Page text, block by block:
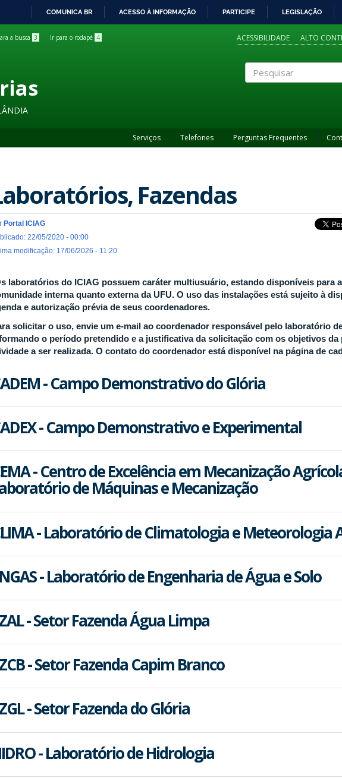
COMUNICA BR ACESSO À INFORMAÇÃO PARTICIPE LEGISLAÇÃO
a busca 3 Ir para o rodapé 4 ACESSIBILIDADE ALTO
Serviços Telefones Perguntas Frequentes
Fazendas
Portal ICIAG
22/05/2020 - 00:00
modificação: 17/06/2026 - 11:20
laboratórios do ICIAG possuem caráter multiusuário, estando disponíveis para
interna quanto externa da UFU. O uso das instalações está sujeito à
e autorização prévia de seus coordenadores.
solicitar o uso, envie um e-mail ao coordenador responsável pelo laboratório
o período pretendido e a justificativa da solicitação com os objetivos da
a ser realizada. O contato do coordenador está disponível na página de
- Campo Demonstrativo do Glória
- Campo Demonstrativo e Experimental
- Centro de Excelência em Mecanização
de Máquinas e Mecanização
- Laboratório de Climatologia e Meteorologia
- Laboratório de Engenharia de Água e Solo
- Setor Fazenda Água Limpa
- Setor Fazenda Capim Branco
- Setor Fazenda do Glória
- Laboratório de Hidrologia